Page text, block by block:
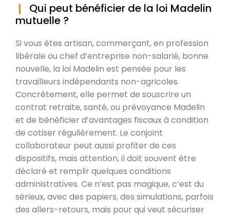
Qui peut bénéficier de la loi Madelin
mutuelle ?
Si vous êtes artisan, commerçant, en profession
libérale ou chef d’entreprise non-salarié, bonne
nouvelle, la loi Madelin est pensée pour les
travailleurs indépendants non-agricoles.
Concrètement, elle permet de souscrire un
contrat retraite, santé, ou prévoyance Madelin
et de bénéficier d’avantages fiscaux à condition
de cotiser régulièrement. Le conjoint
collaborateur peut aussi profiter de ces
dispositifs, mais attention, il doit souvent être
déclaré et remplir quelques conditions
administratives. Ce n’est pas magique, c’est du
sérieux, avec des papiers, des simulations, parfois
des allers-retours, mais pour qui veut sécuriser